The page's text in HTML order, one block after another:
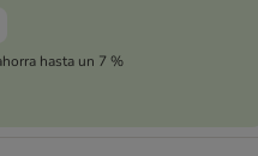
hasta un 7 %